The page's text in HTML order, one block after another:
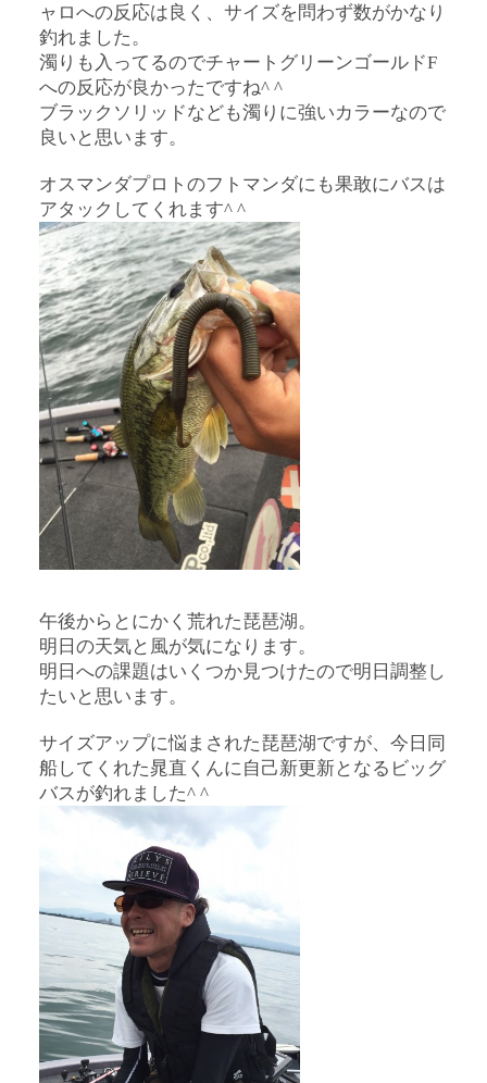
ャロへの反応は良く、サイズを問わず数がかなり
釣れました。
濁りも入ってるのでチャートグリーンゴールドF
への反応が良かったですね^ ^
ブラックソリッドなども濁りに強いカラーなので
良いと思います。
オスマンダプロトのフトマンダにも果敢にバスは
アタックしてくれます^ ^
午後からとにかく荒れた琵琶湖。
明日の天気と風が気になります。
明日への課題はいくつか見つけたので明日調整し
たいと思います。
サイズアップに悩まされた琵琶湖ですが、今日同
船してくれた晁直くんに自己新更新となるビッグ
バスが釣れました^ ^